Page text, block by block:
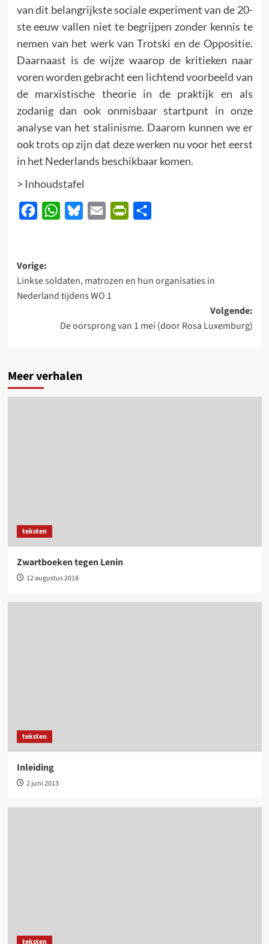
van dit belangrijkste sociale experiment van de 20-
ste eeuw vallen niet te begrijpen zonder kennis te
nemen van het werk van Trotski en de Oppositie.
Daarnaast is de wijze waarop de kritieken naar
voren worden gebracht een lichtend voorbeeld van
de marxistische theorie in de praktijk en als
zodanig dan ook onmisbaar startpunt in onze
analyse van het stalinisme. Daarom kunnen we er
ook trots op zijn dat deze werken nu voor het eerst
in het Nederlands beschikbaar komen.
> Inhoudstafel
FacebookWhatsApp
BlueskyEmail PrintFriendly
Bericht
navigatie
Vorige:
Linkse soldaten, matrozen en hun organisaties in
Nederland tijdens WO 1
Volgende:
De oorsprong van 1 mei (door Rosa Luxemburg)
Meer verhalen
teksten
Zwartboeken tegen Lenin
12 augustus 2018
teksten
Inleiding
2 juni 2013
teksten